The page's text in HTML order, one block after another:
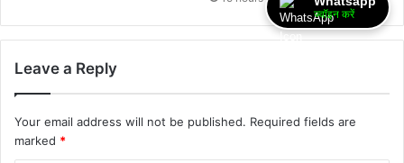
Leave a Reply
Your email address will not be published. Required fields are
marked *
ज्वॉइन करें